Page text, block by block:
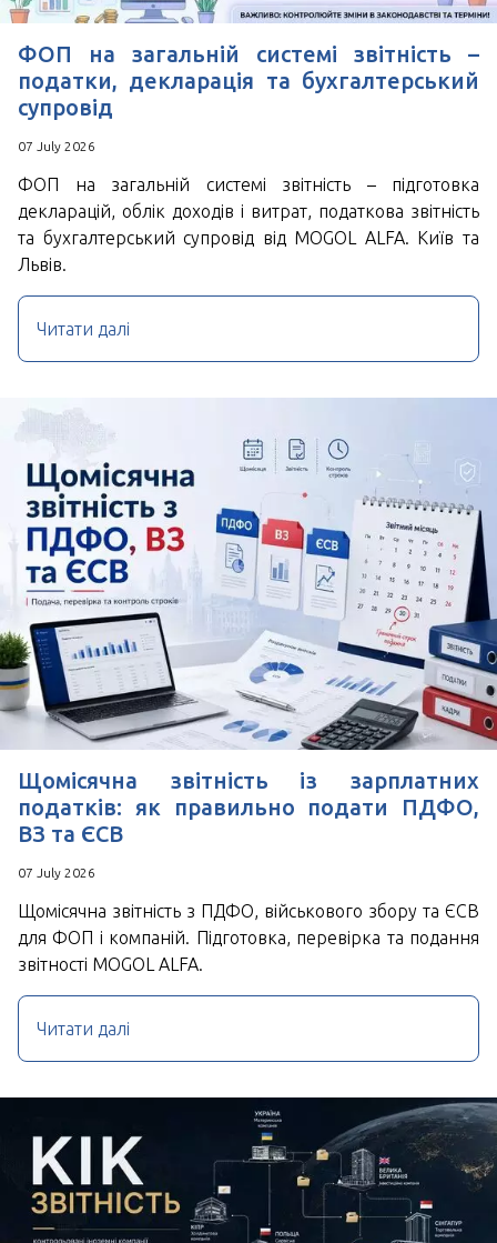
ФОП на загальній системі звітність –
податки, декларація та бухгалтерський
супровід
07 July 2026
ФОП на загальній системі звітність – підготовка
декларацій, облік доходів і витрат, податкова звітність
та бухгалтерський супровід від MOGOL ALFA. Київ та
Львів.
Читати далі
Щомісячна звітність із зарплатних
податків: як правильно подати ПДФО,
ВЗ та ЄСВ
07 July 2026
Щомісячна звітність з ПДФО, військового збору та ЄСВ
для ФОП і компаній. Підготовка, перевірка та подання
звітності MOGOL ALFA.
Читати далі